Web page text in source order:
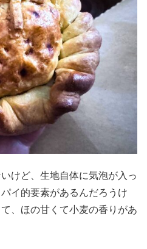
けど、生地自体に気泡が入っ
イ的要素があるんだろうけ
、ほの甘くて小麦の香りがあ